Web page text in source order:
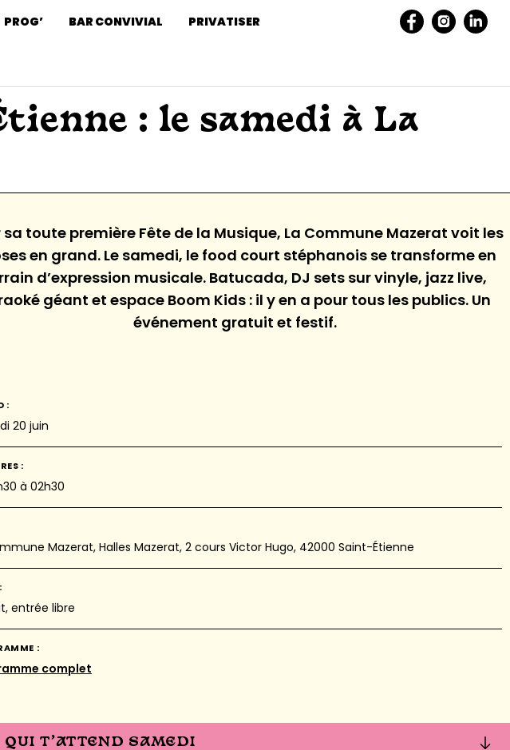
PROG’ BAR CONVIVIAL PRIVATISER
: le samedi à La
sa toute première Fête de la Musique, La Commune Mazerat voit les
en grand. Le samedi, le food court stéphanois se transforme en
d’expression musicale. Batucada, DJ sets sur vinyle, jazz live,
géant et espace Boom Kids : il y en a pour tous les publics. Un
événement gratuit et festif.
:
20 juin
:
à 02h30
Mazerat, Halles Mazerat, 2 cours Victor Hugo, 42000 Saint-Étienne
entrée libre
:
complet
QUI T’ATTEND SAMEDI